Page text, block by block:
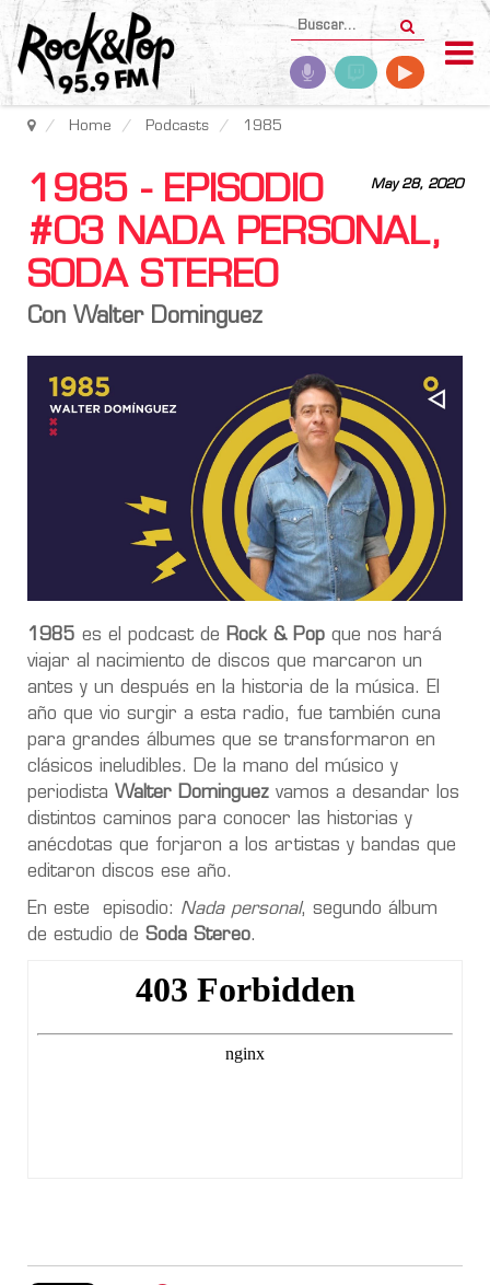
Home Podcasts 1985
May 28, 2020
1985 - EPISODIO
#03 NADA PERSONAL,
SODA STEREO
Con Walter Dominguez
1985 es el podcast de Rock & Pop que nos hará
viajar al nacimiento de discos que marcaron un
antes y un después en la historia de la música. El
año que vio surgir a esta radio, fue también cuna
para grandes álbumes que se transformaron en
clásicos ineludibles. De la mano del músico y
periodista Walter Dominguez vamos a desandar los
distintos caminos para conocer las historias y
anécdotas que forjaron a los artistas y bandas que
editaron discos ese año.
En este episodio: Nada personal, segundo álbum
de estudio de Soda Stereo.